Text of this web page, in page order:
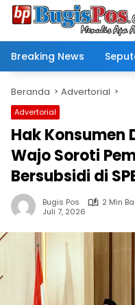
Langsung
Breaking News
Beranda Advertorial
Advertorial
Hak Konsumen
Wajo Soroti
Bersubsidi di
Bugis Pos
2 Min
Juli 7, 2026